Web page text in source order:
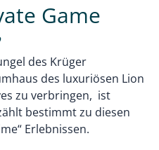
Game
des Krüger
des luxuriösen Lion
zu verbringen, ist
bestimmt zu diesen
Erlebnissen.